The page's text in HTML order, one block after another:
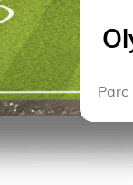
Parc